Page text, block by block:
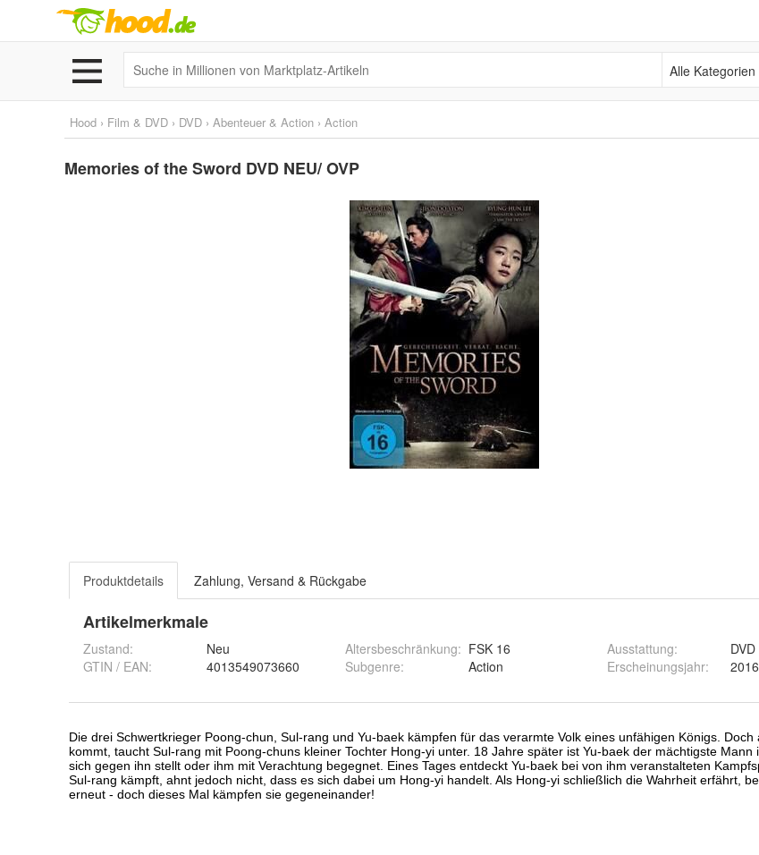
Alle Kategorien
Hood › Film & DVD › DVD › Abenteuer & Action › Action
Memories of the Sword DVD NEU/ OVP
Produktdetails Zahlung, Versand & Rückgabe
Artikelmerkmale
Zustand:
Neu
GTIN / EAN:
4013549073660
Altersbeschränkung: FSK 16
Subgenre: Action
Ausstattung:
DVD
Erscheinungsjahr: 2016